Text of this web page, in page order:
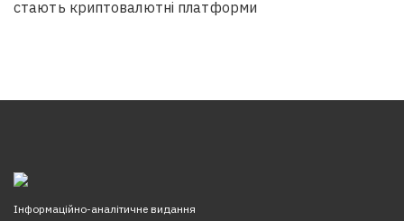
стають криптовалютні платформи
Інформаційно-аналітичне видання